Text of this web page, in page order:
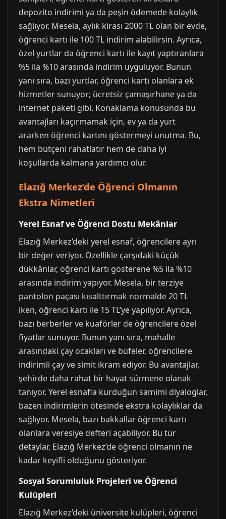
depozito indirimi ya da peşin ödemede kolaylık
sağlıyor. Mesela, aylık kirası 2000 TL olan bir evde,
öğrenci kartı ile 100 TL indirim alabilirsin. Ayrıca,
özel yurtlar da öğrenci kartı ile kayıt yaptıranlara
%5 ila %10 arasında indirim uyguluyor. Bunun
yanı sıra, bazı yurtlar, öğrenci kartı olanlara ek
hizmetler sunuyor; ücretsiz çamaşırhane ya da
internet paketi gibi. Konaklama konusunda bu
avantajları kaçırmamak için, ev ya da yurt
ararken öğrenci kartını göstermeyi unutma. Bu,
hem bütçeni rahatlatır hem de daha iyi
koşullarda kalmana yardımcı olur.
Elazığ Merkez’de Öğrenci Olmanın
Ekstra Nimetleri
Yerel Esnaf ve Öğrenci Dostu Mekânlar
Elazığ Merkez’deki yerel esnaf, öğrencilere ayrı
bir değer veriyor. Özellikle çarşıdaki küçük
dükkânlar, öğrenci kartı gösterene %5 ila %10
arasında indirim yapıyor. Mesela, bir terziye
pantolon paçası kısalttırmak normalde 20 TL
iken, öğrenci kartı ile 15 TL’ye yapılıyor. Ayrıca,
bazı berberler ve kuaförler de öğrencilere özel
fiyatlar sunuyor. Bunun yanı sıra, mahalle
arasındaki çay ocakları ve büfeler, öğrencilere
indirimli çay ve simit ikram ediyor. Bu avantajlar,
şehirde daha rahat bir hayat sürmene olanak
tanıyor. Yerel esnafla kurduğun samimi diyaloglar,
bazen indirimlerin ötesinde ekstra kolaylıklar da
sağlıyor. Mesela, bazı bakkallar öğrenci kartı
olanlara veresiye defteri açabiliyor. Bu tür
detaylar, Elazığ Merkez’de öğrenci olmanın ne
kadar keyifli olduğunu gösteriyor.
Sosyal Sorumluluk Projeleri ve Öğrenci
Kulüpleri
Elazığ Merkez’deki üniversite kulüpleri, öğrenci